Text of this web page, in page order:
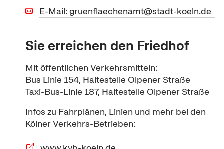
E-Mail: gruenflaechenamt@stadt-koeln.de
Sie erreichen den Friedhof
Mit öffentlichen Verkehrsmitteln:
Bus Linie 154, Haltestelle Olpener Straße
Taxi-Bus-Linie 187, Haltestelle Olpener Straße
Infos zu Fahrplänen, Linien und mehr bei den
Kölner Verkehrs-Betrieben: